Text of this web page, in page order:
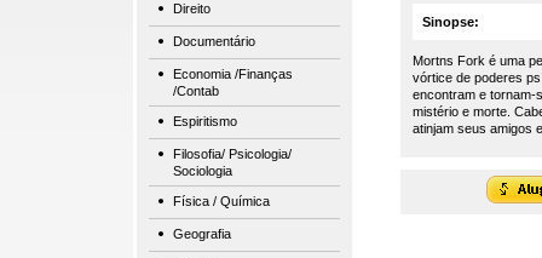
Direito
Documentário
Economia /Finanças
/Contab
Espiritismo
Filosofia/ Psicologia/
Sociologia
Física / Química
Geografia
Sinopse:
Mortns Fork é uma
vórtice de poderes
encontram e tornam-
mistério e morte.
atinjam seus amigos